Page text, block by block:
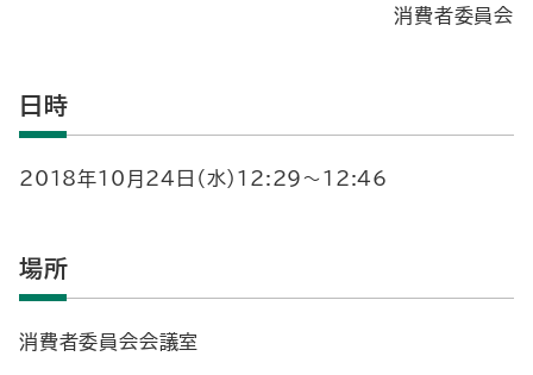
消費者委員会
日時
2018年10月24日（水）12:29～12:46
場所
消費者委員会会議室